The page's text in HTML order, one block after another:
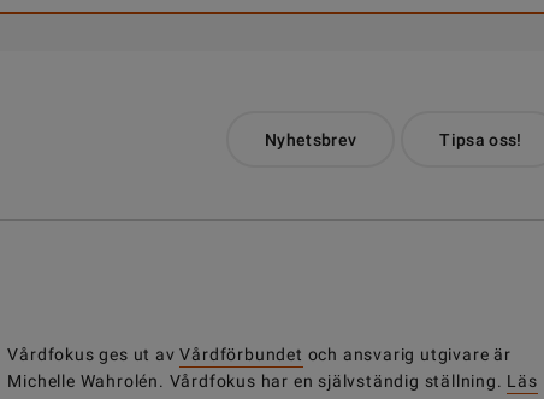
Nyhetsbrev Tipsa oss!
Vårdfokus ges ut avVårdförbundet och ansvarig utgivare är
Michelle Wahrolén. Vårdfokus har en självständig ställning. Läs